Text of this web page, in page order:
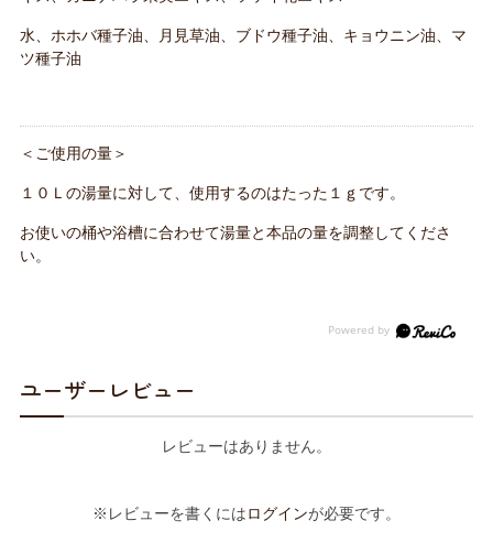
水、ホホバ種子油、月見草油、ブドウ種子油、キョウニン油、マ
ツ種子油
＜ご使用の量＞
１０Ｌの湯量に対して、使用するのはたった１ｇです。
お使いの桶や浴槽に合わせて湯量と本品の量を調整してくださ
い。
ユーザーレビュー
レビューはありません。
※レビューを書くにはログインが必要です。